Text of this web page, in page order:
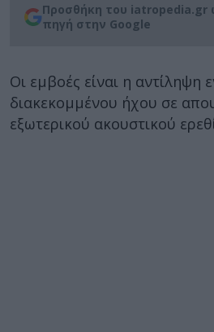
Προσθήκη του iatropedia.gr
πηγή στην Google
Οι εμβοές είναι η αντίληψη
διακεκομμένου ήχου σε
εξωτερικού ακουστικού